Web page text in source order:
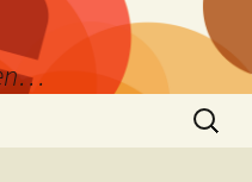
Suchen
nach: